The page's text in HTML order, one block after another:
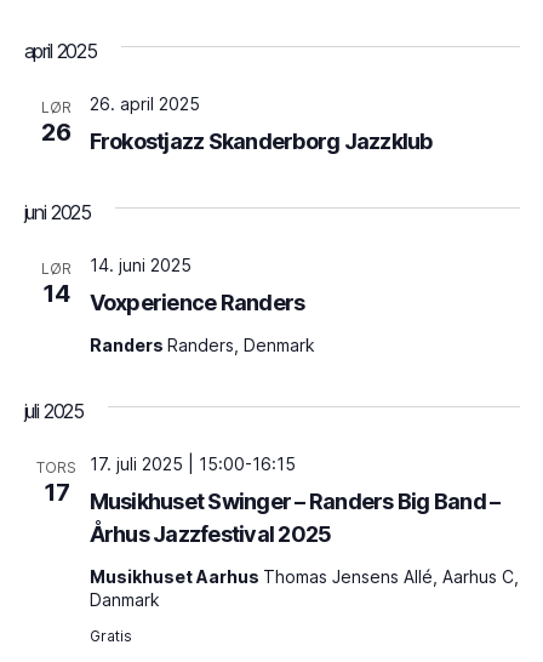
april 2025
LØR
26 Frokostjazz Skanderborg Jazzklub
26. april 2025
juni 2025
LØR
14 Voxperience Randers
14. juni 2025
Randers Randers, Denmark
juli 2025
TORS
17
Musikhuset Swinger – Randers Big Band –
Århus Jazzfestival 2025
17. juli 2025 | 15:00-16:15
Musikhuset Aarhus Thomas Jensens Allé, Aarhus C,
Danmark
Gratis